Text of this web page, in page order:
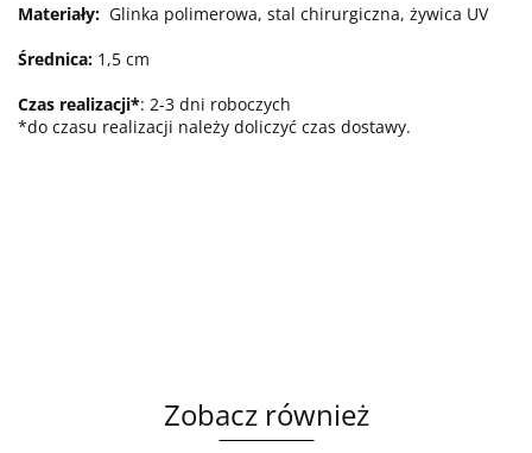
Materiały: Glinka polimerowa, stal chirurgiczna, żywica UV
Średnica: 1,5 cm
Czas realizacji*: 2-3 dni roboczych
*do czasu realizacji należy doliczyć czas dostawy.
Zobacz również